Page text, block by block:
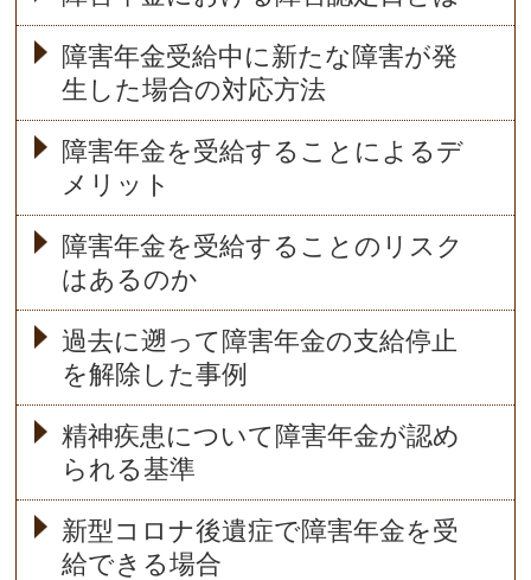
障害年金受給中に新たな障害が発
生した場合の対応方法
障害年金を受給することによるデ
メリット
障害年金を受給することのリスク
はあるのか
過去に遡って障害年金の支給停止
を解除した事例
精神疾患について障害年金が認め
られる基準
新型コロナ後遺症で障害年金を受
給できる場合